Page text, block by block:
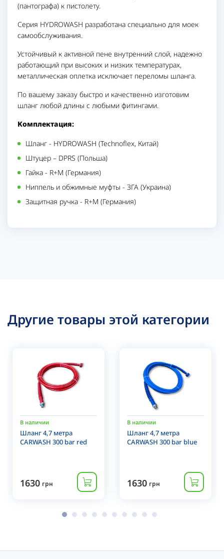
(пантографа) к пистолету.
Серия HYDROWASH разработана специально для моек
самообслуживания.
Устойчивый к активной пене внутренний слой, надежно
работающий при высоких и низких температурах,
металлическая оплетка исключает переломы шланга.
По вашему заказу быстро и качественно изготовим
шланг любой длины с любыми фитингами.
Комплектация:
Шланг - HYDROWASH (Technoflex, Китай)
Штуцер – DPRS (Польша)
Гайка - R+M (Германия)
Ниппель и обжимные муфты - ЗГА (Украина)
Защитная ручка - R+M (Германия)
Другие товары этой категории
В наличии
Шланг 4,7 метра
CARWASH 300 bar red
1630 грн
В наличии
Шланг 4,7 метра
CARWASH 300 bar blue
1630 грн